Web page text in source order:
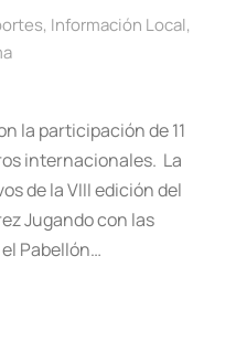
, Información Local,
la participación de 11
internacionales. La
de la VIII edición del
Jugando con las
Pabellón…